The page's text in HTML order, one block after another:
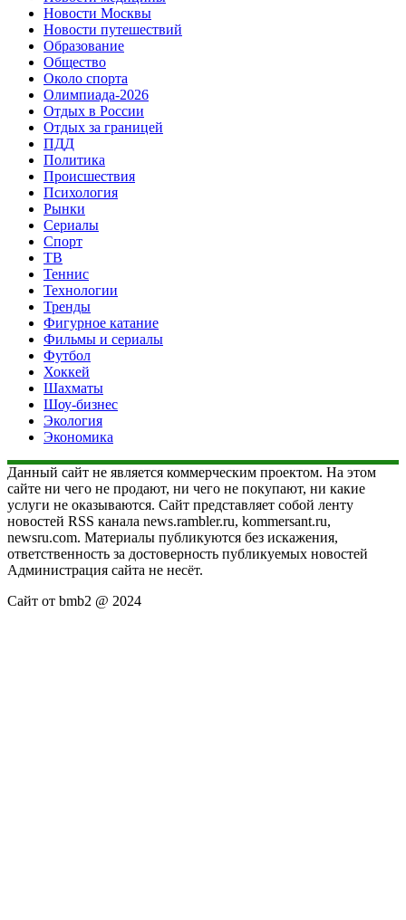
Новости Москвы
Новости путешествий
Образование
Общество
Около спорта
Олимпиада-2026
Отдых в России
Отдых за границей
ПДД
Политика
Происшествия
Психология
Рынки
Сериалы
Спорт
ТВ
Теннис
Технологии
Тренды
Фигурное катание
Фильмы и сериалы
Футбол
Хоккей
Шахматы
Шоу-бизнес
Экология
Экономика
Данный сайт не является коммерческим проектом. На этом
сайте ни чего не продают, ни чего не покупают, ни какие
услуги не оказываются. Сайт представляет собой ленту
новостей RSS канала news.rambler.ru, kommersant.ru,
newsru.com. Материалы публикуются без искажения,
ответственность за достоверность публикуемых новостей
Администрация сайта не несёт.
Сайт от bmb2 @ 2024